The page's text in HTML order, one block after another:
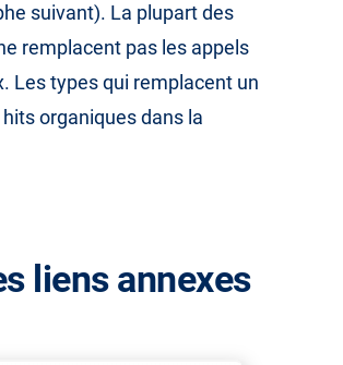
suivant). La plupart des
remplacent pas les appels
Les types qui remplacent un
organiques dans la
liens annexes